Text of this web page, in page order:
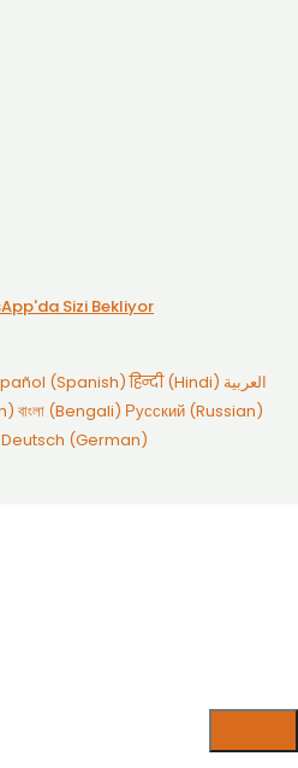
Sizi Bekliyor
(Spanish) हिन्दी (Hindi) العربية
বাংলা (Bengali) Русский (Russian)
Deutsch (German)